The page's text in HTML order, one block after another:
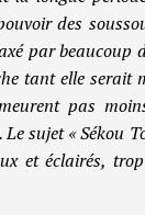
des
par beaucoup
tant elle serait
pas
sujet « Sékou
et éclairés,